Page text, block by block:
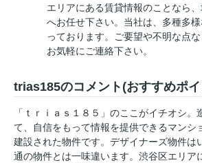
エリアにある賃貸情報のことなら
へお任せ下さい。当社は、多種多
っております。ご要望や不明な点な
お気軽にご連絡下さい。
trias185のコメント(おすすめポ
「ｔｒｉａｓ１８５」のここがイチオシ。
て、自信をもって情報を提供できるマンシ
建設された物件です。デザイナーズ物件は
通の物件とは一味違います。渋谷区エリア